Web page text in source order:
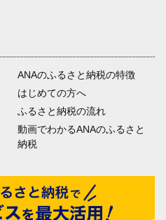
ANAのふるさと納税の特徴
はじめての方へ
ふるさと納税の流れ
動画でわかるANAのふるさと
納税